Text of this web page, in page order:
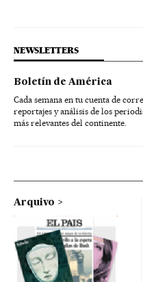
NEWSLETTERS
Boletín de América
Cada semana en tu cuenta de
reportajes y análisis de los
más relevantes del continente.
Arquivo